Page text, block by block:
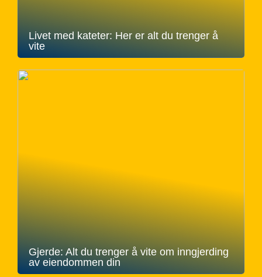
Livet med kateter: Her er alt du trenger å
vite
Gjerde: Alt du trenger å vite om inngjerding
av eiendommen din